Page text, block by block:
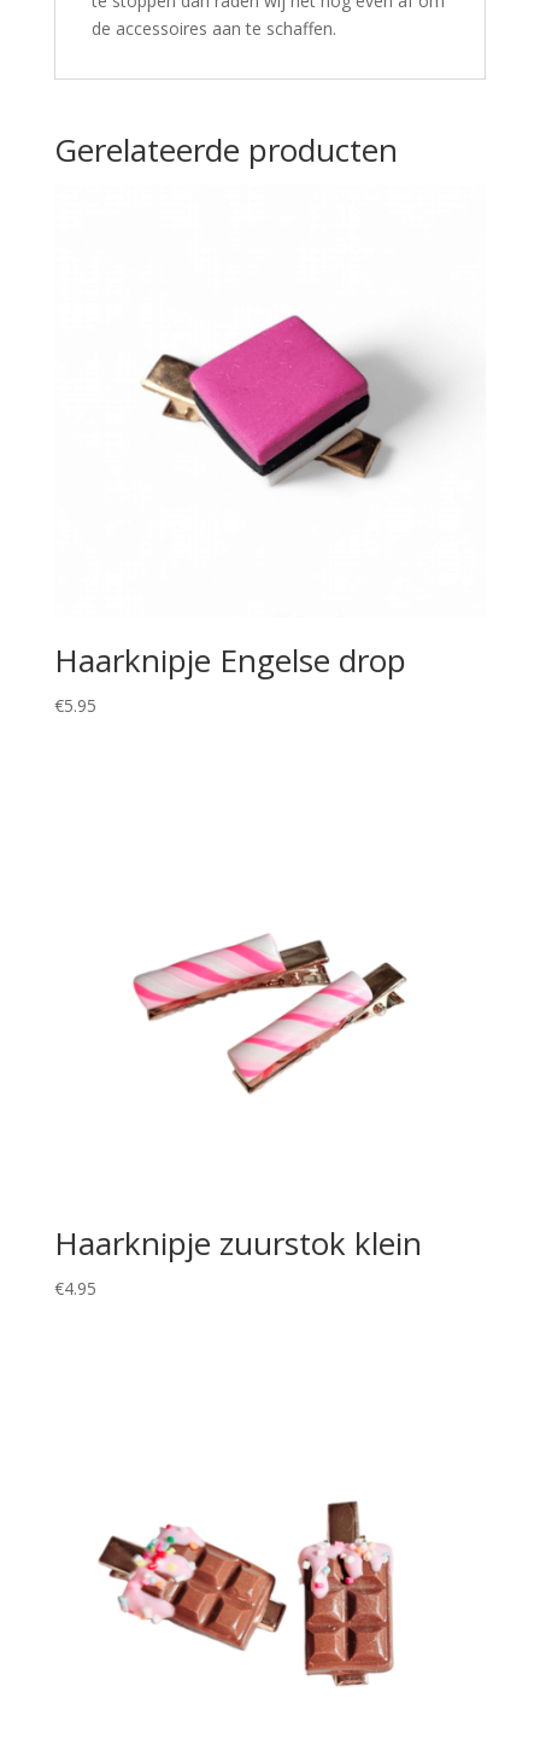
de accessoires aan te schaffen.
Gerelateerde producten
Haarknipje Engelse drop
€5.95
Haarknipje zuurstok klein
€4.95